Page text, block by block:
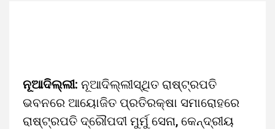
ନୂଆଦିଲ୍ଲୀ: ନୂଆଦିଲ୍ଲୀସ୍ଥିତ ରାଷ୍ଟ୍ରପତି
ଭବନରେ ଆୟୋଜିତ ପ୍ରତିରକ୍ଷା ସମାରୋହରେ
ରାଷ୍ଟ୍ରପତି ଦ୍ରୌପଦୀ ମୁର୍ମୁ ସେନା, କେନ୍ଦ୍ରୀୟ